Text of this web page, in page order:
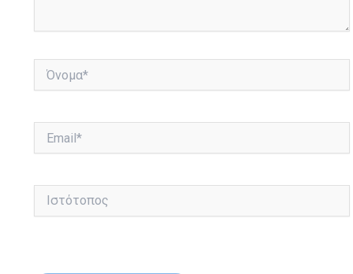
Όνομα*
Ιστότοπος